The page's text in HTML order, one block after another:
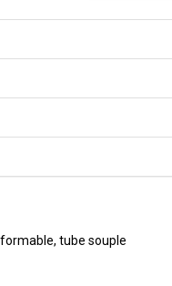
tube souple